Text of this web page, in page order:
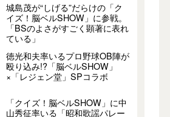
城島茂が“しげる”だらけの「ク
イズ！脳ベルSHOW」に参戦。
「BSのよさがすごく顕著に表れ
ている」
徳光和夫率いるプロ野球OB陣が
殴り込み!?「脳ベルSHOW」
×「レジェン堂」SPコラボ
「クイズ！脳ベルSHOW」に中
山秀征率いる「昭和歌謡パレー